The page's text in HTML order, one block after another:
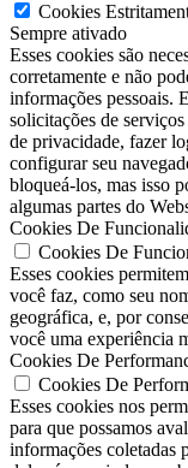
Cookies
Sempre ativado
Esses cookies são
corretamente e não
informações pessoais.
solicitações de
de privacidade, fazer
configurar seu
bloqueá-los, mas isso
algumas partes do
Cookies De
Cookies De
Esses cookies
você faz, como seu
geográfica, e, por
você uma experiência
Cookies De
Cookies De
Esses cookies nos
para que possamos
informações coletadas